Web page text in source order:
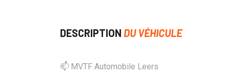
DESCRIPTION DU VÉHICULE
📫 MVTF Automobile Leers